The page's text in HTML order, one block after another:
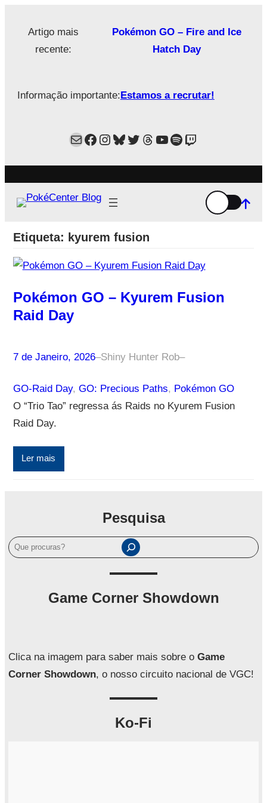
Artigo mais
recente:
Pokémon GO – Fire and Ice
Hatch Day
Informação importante:Estamos a recrutar!
MailFacebook
Instagram
Bluesky
Twitter
Estamos no Threads!
YouTube
Spotify
Twitch
Etiqueta: kyurem fusion
Pokémon GO – Kyurem Fusion
Raid Day
7 de Janeiro, 2026–Shiny Hunter Rob–
GO-Raid Day, GO: Precious Paths, Pokémon GO
O “Trio Tao” regressa ás Raids no Kyurem Fusion
Raid Day.
Ler mais
Pesquisa
P
e
a
Game Corner Showdown
Clica na imagem para saber mais sobre o Game
Corner Showdown, o nosso circuito nacional de VGC!
Ko-Fi